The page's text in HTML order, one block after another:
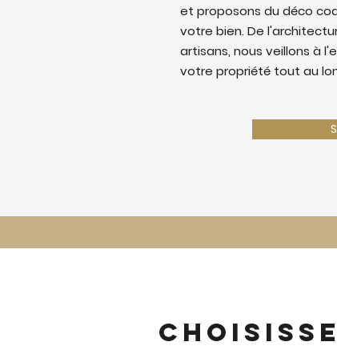
et proposons du déco
votre bien. De
artisans, nous veillons à
votre propriété tout au